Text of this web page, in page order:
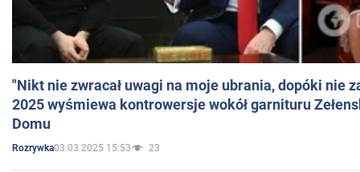
"Nikt nie zwracał uwagi na moje ubrania, dopóki nie
2025 wyśmiewa kontrowersje wokół garnituru
Domu
Rozrywka03.03.2025 15:53 23